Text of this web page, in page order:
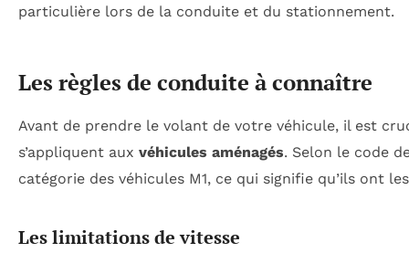
particulière lors de la conduite et du stationnement.
Les règles de conduite à connaître
Avant de prendre le volant de votre véhicule, il est
s’appliquent aux véhicules aménagés. Selon le code
catégorie des véhicules M1, ce qui signifie qu’ils ont
Les limitations de vitesse